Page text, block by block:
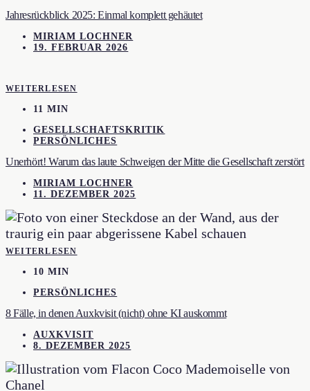
Jahresrückblick 2025: Einmal komplett gehäutet
MIRIAM LOCHNER
19. FEBRUAR 2026
WEITERLESEN
11 MIN
GESELLSCHAFTSKRITIK
PERSÖNLICHES
Unerhört! Warum das laute Schweigen der Mitte die Gesellschaft zerstört
MIRIAM LOCHNER
11. DEZEMBER 2025
WEITERLESEN
10 MIN
PERSÖNLICHES
8 Fälle, in denen Auxkvisit (nicht) ohne KI auskommt
AUXKVISIT
8. DEZEMBER 2025